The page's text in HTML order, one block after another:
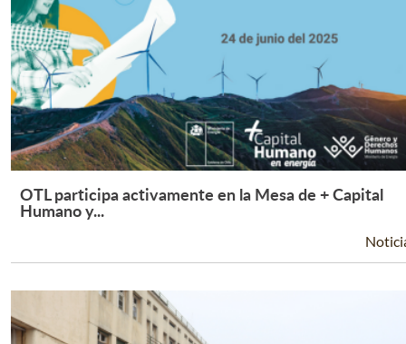
Leer Más +
OTL participa activamente en la Mesa de + Capital
Humano y...